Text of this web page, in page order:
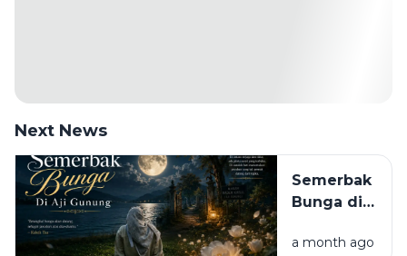
Next News
Semerbak
Bunga di
Gunung
a month ago